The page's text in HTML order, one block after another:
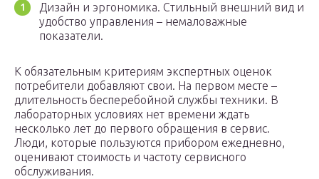
Дизайн и эргономика. Стильный внешний вид и
удобство управления – немаловажные
показатели.
К обязательным критериям экспертных оценок
потребители добавляют свои. На первом месте –
длительность бесперебойной службы техники. В
лабораторных условиях нет времени ждать
несколько лет до первого обращения в сервис.
Люди, которые пользуются прибором ежедневно,
оценивают стоимость и частоту сервисного
обслуживания.